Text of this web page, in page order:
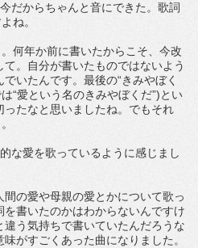
だからちゃんと音にできた。歌詞
ね。
何年か前に書いたからこそ、今改
。自分が書いたものではないよう
いたんです。最後の“きみやぼく
“愛という名のきみやぼくだ”)とい
たなと思いましたね。でもそれ
な愛を歌っているように感じまし
の愛や母親の愛とかについて歌っ
書いたのかはわからないんですけ
う気持ちで書いていたんだろうな
がすごくあった曲になりました。